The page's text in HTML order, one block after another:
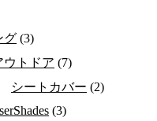
グ (3)
ウトドア (7)
シートカバー (2)
(3)